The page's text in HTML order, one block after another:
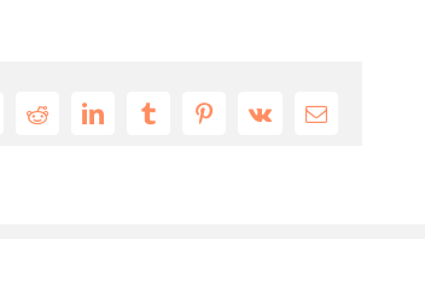
RedditLinkedInTumblrPinterest
Vk Email